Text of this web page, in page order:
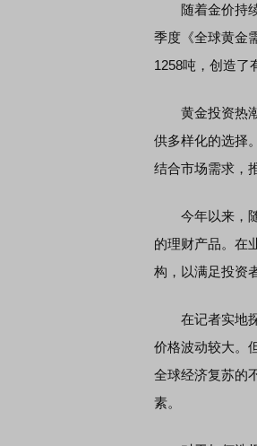
随着金价持续
季度《全球黄金
1258吨，创造了
黄金投资热潮
供多样化的选择
结合市场需求，
今年以来，随
的理财产品。在
构，以满足投资
在记者实地探
价格波动较大。
全球经济复苏的
素。